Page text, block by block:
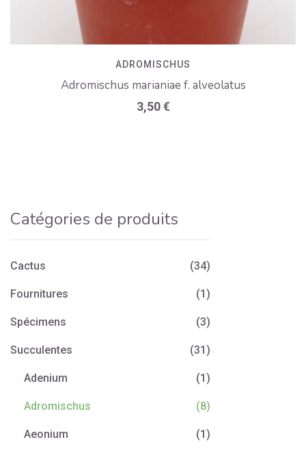
ADROMISCHUS
Adromischus marianiae f. alveolatus
3,50€
Catégories de produits
Cactus (34)
Fournitures (1)
Spécimens (3)
Succulentes (31)
Adenium (1)
Adromischus (8)
Aeonium (1)